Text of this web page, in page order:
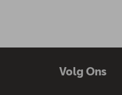
Volg Ons